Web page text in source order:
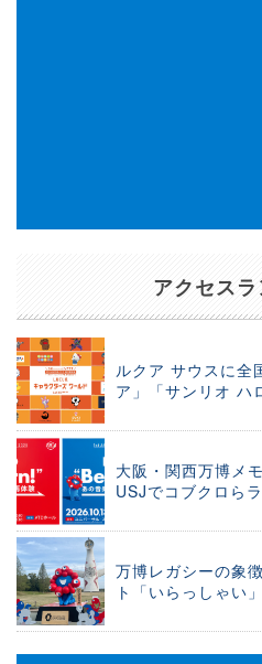
アクセス
ルクア サウスに全
ア」「サンリオ ハ
大阪・関西万博メ
USJでコブクロら
万博レガシーの象
ト「いらっしゃい